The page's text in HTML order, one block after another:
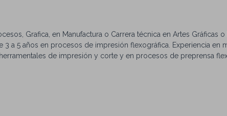
production schedules to complete work orders on a timely
filled. • Ability to communicate effectively with others orally. •
word processing, database and other applicable software
process/work assigning/paperwork/clean room
performance process/transfers/status changes/salary/
profitability goals • Train production method/safety/cleanliness
while performing their jobs. Risk category III states
Grafica, en Manufactura o Carrera técnica en Artes Gráficas
3 a 5 años en procesos de impresión flexográfica. Experiencia en
de impresión y corte y en procesos de preprensa